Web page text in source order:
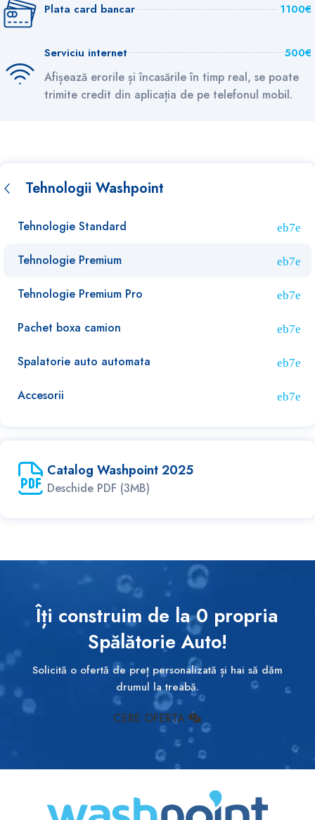
Plata card bancar 1100€
Serviciu internet 500€
Afișează erorile și încasările în timp real, se poate
trimite credit din aplicația de pe telefonul mobil.
Tehnologii Washpoint
Tehnologie Standard
Tehnologie Premium
Tehnologie Premium Pro
Pachet boxa camion
Spalatorie auto automata
Accesorii
Catalog Washpoint 2025
Deschide PDF (3MB)
Îți construim de la 0 propria
Spălătorie Auto!
Solicită o ofertă de preț personalizată și hai să dăm
drumul la treabă.
CERE OFERTA